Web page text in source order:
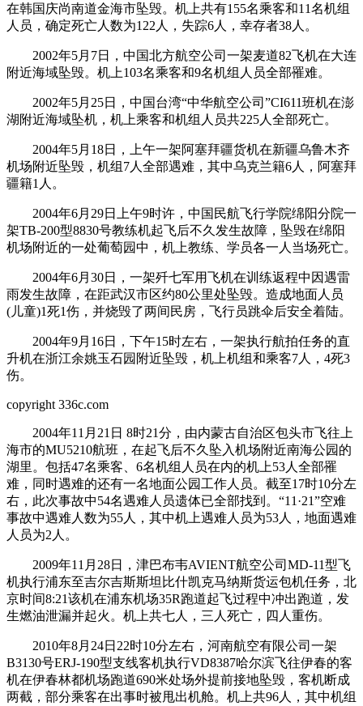
在韩国庆尚南道金海市坠毁。机上共有155名乘客和11名机组
人员，确定死亡人数为122人，失踪6人，幸存者38人。
2002年5月7日，中国北方航空公司一架麦道82飞机在大连
附近海域坠毁。机上103名乘客和9名机组人员全部罹难。
2002年5月25日，中国台湾“中华航空公司”CI611班机在澎
湖附近海域坠机，机上乘客和机组人员共225人全部死亡。
2004年5月18日，上午一架阿塞拜疆货机在新疆乌鲁木齐
机场附近坠毁，机组7人全部遇难，其中乌克兰籍6人，阿塞拜
疆籍1人。
2004年6月29日上午9时许，中国民航飞行学院绵阳分院一
架TB-200型8830号教练机起飞后不久发生故障，坠毁在绵阳
机场附近的一处葡萄园中，机上教练、学员各一人当场死亡。
2004年6月30日，一架歼七军用飞机在训练返程中因遇雷
雨发生故障，在距武汉市区约80公里处坠毁。造成地面人员
(儿童)1死1伤，并烧毁了两间民房，飞行员跳伞后安全着陆。
2004年9月16日，下午15时左右，一架执行航拍任务的直
升机在浙江余姚玉石园附近坠毁，机上机组和乘客7人，4死3
伤。
copyright 336c.com
2004年11月21日 8时21分，由内蒙古自治区包头市飞往上
海市的MU5210航班，在起飞后不久坠入机场附近南海公园的
湖里。包括47名乘客、6名机组人员在内的机上53人全部罹
难，同时遇难的还有一名地面公园工作人员。截至17时10分左
右，此次事故中54名遇难人员遗体已全部找到。“11·21”空难
事故中遇难人数为55人，其中机上遇难人员为53人，地面遇难
人员为2人。
2009年11月28日，津巴布韦AVIENT航空公司MD-11型飞
机执行浦东至吉尔吉斯斯坦比什凯克马纳斯货运包机任务，北
京时间8:21该机在浦东机场35R跑道起飞过程中冲出跑道，发
生燃油泄漏并起火。机上共七人，三人死亡，四人重伤。
2010年8月24日22时10分左右，河南航空有限公司一架
B3130号ERJ-190型支线客机执行VD8387哈尔滨飞往伊春的客
机在伊春林都机场跑道690米处场外提前接地坠毁，客机断成
两截，部分乘客在出事时被甩出机舱。机上共96人，其中机组